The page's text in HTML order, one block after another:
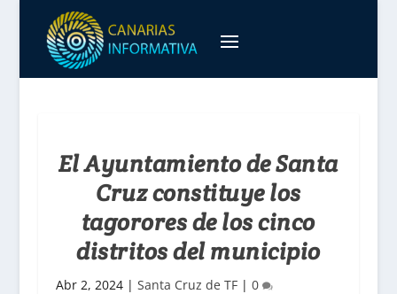
El Ayuntamiento de Santa
Cruz constituye los
tagorores de los cinco
distritos del municipio
Abr 2, 2024| Santa Cruz de TF| 0